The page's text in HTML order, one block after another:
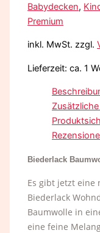
Babydecken,
Premium
inkl. MwSt. zzgl.
Lieferzeit:ca. 1
Biederlack
Es gibt jetzt eine
Biederlack
Baumwolle in
eine feine